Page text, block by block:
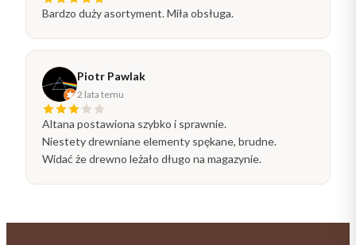
Bardzo duży asortyment. Miła obsługa.
Piotr Pawlak
2 lata temu
Altana postawiona szybko i sprawnie.
Niestety drewniane elementy spękane, brudne.
Widać że drewno leżało długo na magazynie.